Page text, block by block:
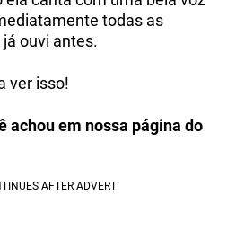
todas as
ouvi antes.
ver isso!
achou em nossa página do